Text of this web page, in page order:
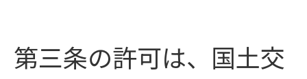
第三条の許可は、国土交